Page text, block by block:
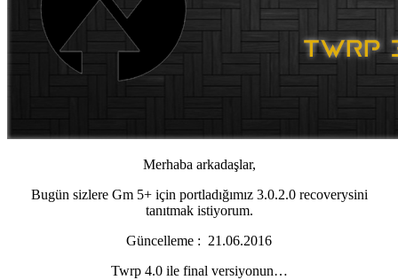
Merhaba arkadaşlar,
Bugün sizlere Gm 5+ için portladığımız 3.0.2.0 recoverysini
tanıtmak istiyorum.
Güncelleme : 21.06.2016
Twrp 4.0 ile final versiyonun…